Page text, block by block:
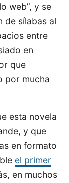
web”, y se
de sílabas al
entre
en
que
por mucha
esta novela
y que
en formato
el primer
en muchos